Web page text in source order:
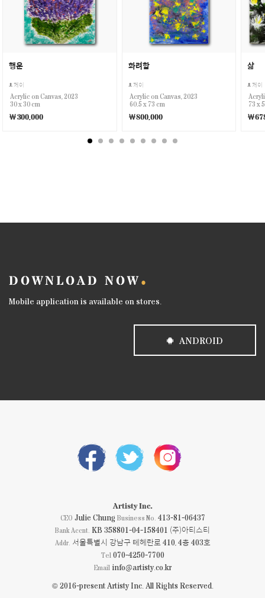
행운
제이
Acrylic on Canvas, 2023
30 x 30 cm
￦300,000
화려함
제이
Acrylic on Canvas, 2023
60.5 x 73 cm
￦800,000
삶
제이
73 x
￦
DOWNLOAD NOW
Mobile application is available on stores.
ANDROID
Artisty Inc.
CEO Julie Chung Business No. 413-81-06437
Bank Accnt. KB 358801-04-158401 (주)아티스티
Addr. 서울특별시 강남구 테헤란로 410, 4층 403호
Tel070-4250-7700
Emailinfo@artisty.co.kr
© 2016-present Artisty Inc. All Rights Reserved.